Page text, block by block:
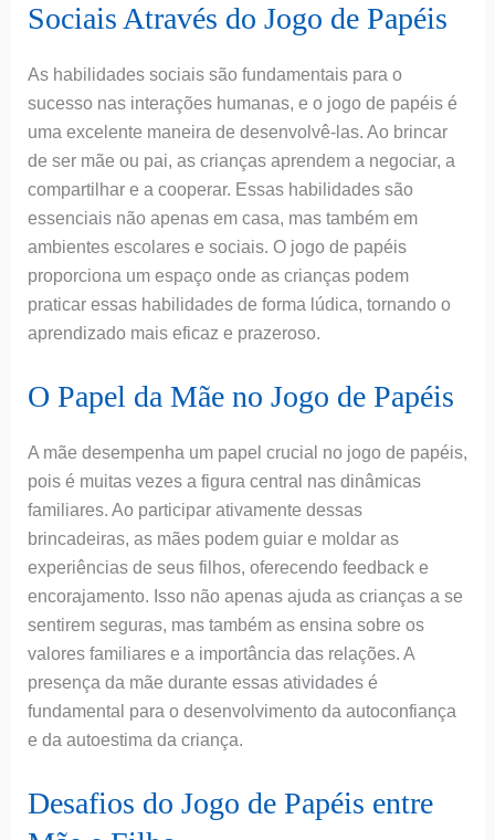
Sociais Através do Jogo de Papéis
As habilidades sociais são fundamentais para o
sucesso nas interações humanas, e o jogo de papéis é
uma excelente maneira de desenvolvê-las. Ao brincar
de ser mãe ou pai, as crianças aprendem a negociar, a
compartilhar e a cooperar. Essas habilidades são
essenciais não apenas em casa, mas também em
ambientes escolares e sociais. O jogo de papéis
proporciona um espaço onde as crianças podem
praticar essas habilidades de forma lúdica, tornando o
aprendizado mais eficaz e prazeroso.
O Papel da Mãe no Jogo de Papéis
A mãe desempenha um papel crucial no jogo de papéis,
pois é muitas vezes a figura central nas dinâmicas
familiares. Ao participar ativamente dessas
brincadeiras, as mães podem guiar e moldar as
experiências de seus filhos, oferecendo feedback e
encorajamento. Isso não apenas ajuda as crianças a se
sentirem seguras, mas também as ensina sobre os
valores familiares e a importância das relações. A
presença da mãe durante essas atividades é
fundamental para o desenvolvimento da autoconfiança
e da autoestima da criança.
Desafios do Jogo de Papéis entre